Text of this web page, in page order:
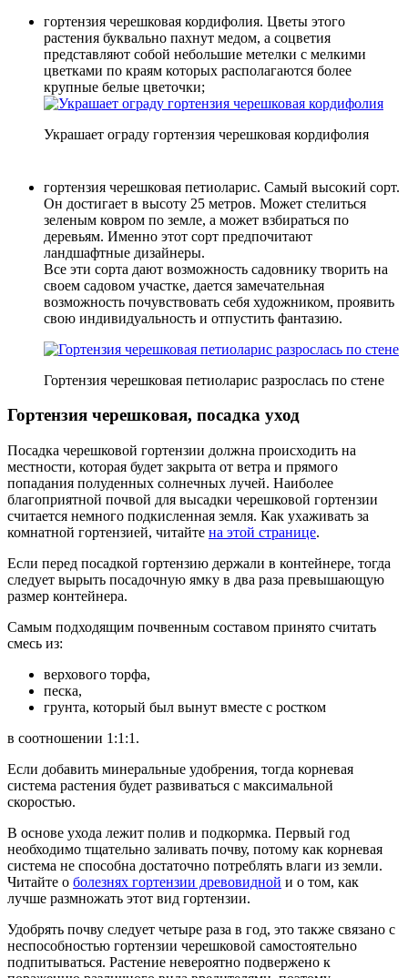
гортензия черешковая кордифолия. Цветы этого
растения буквально пахнут медом, а соцветия
представляют собой небольшие метелки с мелкими
цветками по краям которых располагаются более
крупные белые цветочки;
Украшает ограду гортензия черешковая кордифолия
гортензия черешковая петиоларис. Самый высокий сорт.
Он достигает в высоту 25 метров. Может стелиться
зеленым ковром по земле, а может взбираться по
деревьям. Именно этот сорт предпочитают
ландшафтные дизайнеры.
Все эти сорта дают возможность садовнику творить на
своем садовом участке, дается замечательная
возможность почувствовать себя художником, проявить
свою индивидуальность и отпустить фантазию.
Гортензия черешковая петиоларис разрослась по стене
Гортензия черешковая, посадка уход
Посадка черешковой гортензии должна происходить на
местности, которая будет закрыта от ветра и прямого
попадания полуденных солнечных лучей. Наиболее
благоприятной почвой для высадки черешковой гортензии
считается немного подкисленная земля. Как ухаживать за
комнатной гортензией, читайте на этой странице.
Если перед посадкой гортензию держали в контейнере, тогда
следует вырыть посадочную ямку в два раза превышающую
размер контейнера.
Самым подходящим почвенным составом принято считать
смесь из:
верхового торфа,
песка,
грунта, который был вынут вместе с ростком
в соотношении 1:1:1.
Если добавить минеральные удобрения, тогда корневая
система растения будет развиваться с максимальной
скоростью.
В основе ухода лежит полив и подкормка. Первый год
необходимо тщательно заливать почву, потому как корневая
система не способна достаточно потреблять влаги из земли.
Читайте о болезнях гортензии древовидной и о том, как
лучше размножать этот вид гортензии.
Удобрять почву следует четыре раза в год, это также связано с
неспособностью гортензии черешковой самостоятельно
подпитываться. Растение невероятно подвержено к